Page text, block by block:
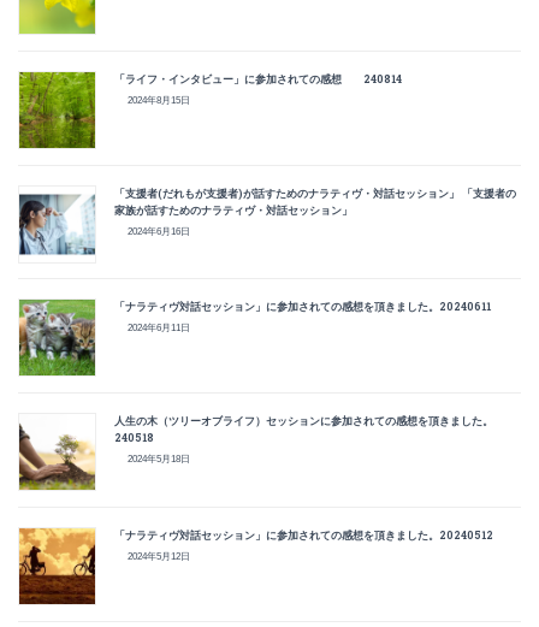
「ライフ・インタビュー」に参加されての感想 240814
2024年8月15日
「支援者(だれもが支援者)が話すためのナラティヴ・対話セッション」 「支援者の
家族が話すためのナラティヴ・対話セッション」
2024年6月16日
「ナラティヴ対話セッション」に参加されての感想を頂きました。20240611
2024年6月11日
人生の木（ツリーオブライフ）セッションに参加されての感想を頂きました。
240518
2024年5月18日
「ナラティヴ対話セッション」に参加されての感想を頂きました。20240512
2024年5月12日